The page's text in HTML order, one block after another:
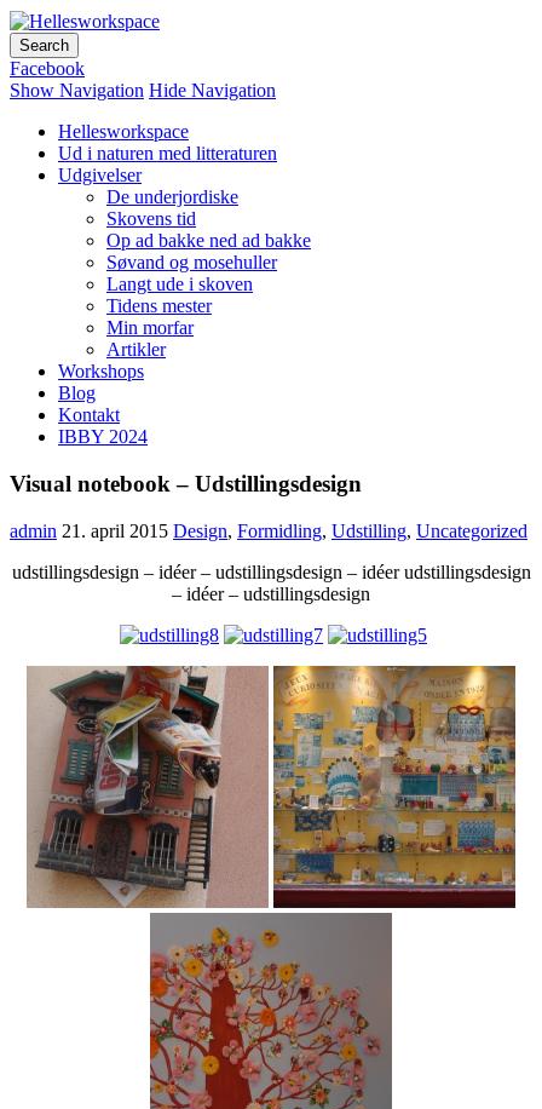
Facebook
Show Navigation Hide Navigation
Hellesworkspace
Ud i naturen med litteraturen
Udgivelser
De underjordiske
Skovens tid
Op ad bakke ned ad bakke
Søvand og mosehuller
Langt ude i skoven
Tidens mester
Min morfar
Artikler
Workshops
Blog
Kontakt
IBBY 2024
Visual notebook – Udstillingsdesign
admin 21. april 2015 Design, Formidling, Udstilling, Uncategorized
udstillingsdesign – idéer – udstillingsdesign – idéer udstillingsdesign
– idéer – udstillingsdesign